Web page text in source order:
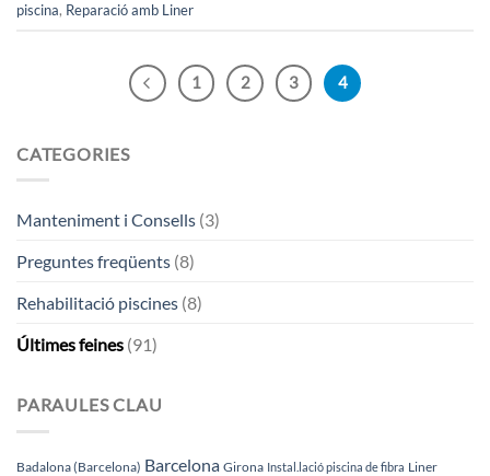
piscina, Reparació amb Liner
1 2 3 4
CATEGORIES
Manteniment i Consells (3)
Preguntes freqüents (8)
Rehabilitació piscines (8)
Últimes feines (91)
PARAULES CLAU
Badalona (Barcelona) Barcelona Girona Instal.lació piscina de fibra Liner